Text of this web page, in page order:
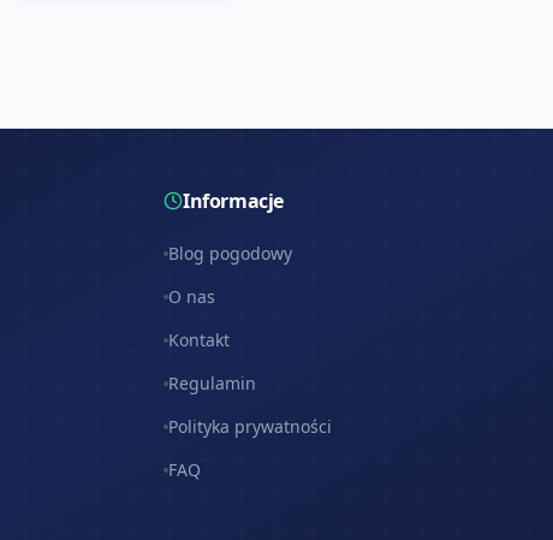
Informacje
Blog pogodowy
O nas
Kontakt
Regulamin
Polityka prywatności
FAQ